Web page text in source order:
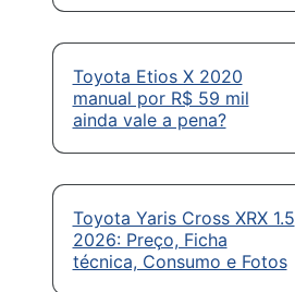
Toyota Etios X 2020
manual por R$ 59 mil
ainda vale a pena?
Toyota Yaris Cross XRX 1.5
2026: Preço, Ficha
técnica, Consumo e Fotos